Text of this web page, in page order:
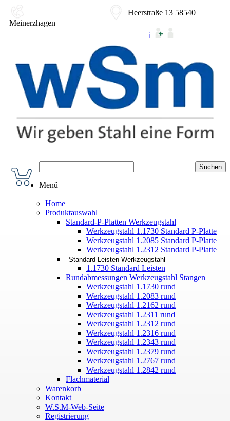
Heerstraße 13 58540
Meinerzhagen
i
Menü
Home
Produktauswahl
Standard-P-Platten Werkzeugstahl
Werkzeugstahl 1.1730 Standard P-Platte
Werkzeugstahl 1.2085 Standard P-Platte
Werkzeugstahl 1.2312 Standard P-Platte
Standard Leisten Werkzeugstahl
1.1730 Standard Leisten
Rundabmessungen Werkzeugstahl Stangen
Werkzeugstahl 1.1730 rund
Werkzeugstahl 1.2083 rund
Werkzeugstahl 1.2162 rund
Werkzeugstahl 1.2311 rund
Werkzeugstahl 1.2312 rund
Werkzeugstahl 1.2316 rund
Werkzeugstahl 1.2343 rund
Werkzeugstahl 1.2379 rund
Werkzeugstahl 1.2767 rund
Werkzeugstahl 1.2842 rund
Flachmaterial
Warenkorb
Kontakt
W.S.M-Web-Seite
Registrierung